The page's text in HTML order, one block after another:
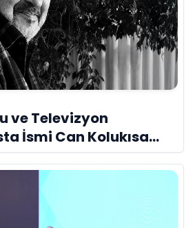
ve Televizyon
İsmi Can Kolukısa